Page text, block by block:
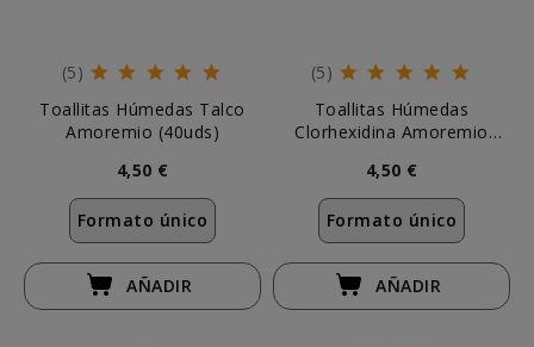
(5)
Toallitas Húmedas Talco
Amoremio (40uds)
4,50 €
Formato único
AÑADIR
(5)
Toallitas Húmedas
Clorhexidina Amoremio
4,50 €
Formato único
AÑADIR